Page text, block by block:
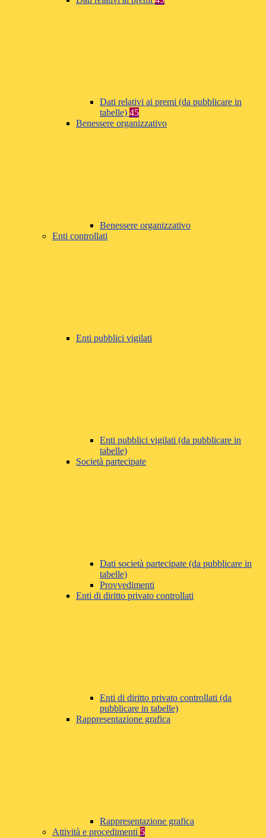
Dati relativi ai premi (da pubblicare in
tabelle) 45
Benessere organizzativo
Benessere organizzativo
Enti controllati
Enti pubblici vigilati
Enti pubblici vigilati (da pubblicare in
tabelle)
Società partecipate
Dati società partecipate (da pubblicare in
tabelle)
Provvedimenti
Enti di diritto privato controllati
Enti di diritto privato controllati (da
pubblicare in tabelle)
Rappresentazione grafica
Rappresentazione grafica
Attività e procedimenti 5